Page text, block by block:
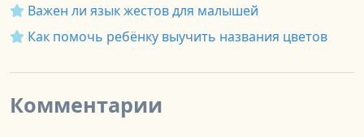
Важен ли язык жестов для малышей
Как помочь ребёнку выучить названия цветов
Комментарии